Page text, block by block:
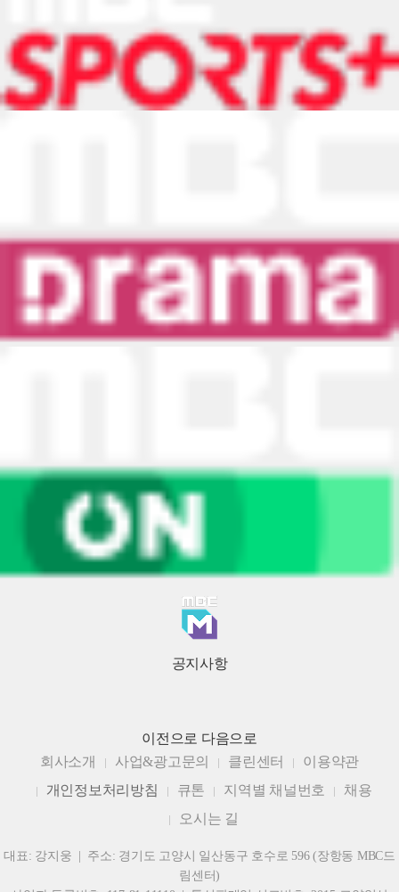
공지사항
이전으로 다음으로
회사소개
사업&광고문의 클린센터
이용약관
개인정보처리방침
큐톤 지역별 채널번호
채용
오시는 길
대표: 강지웅 | 주소: 경기도 고양시 일산동구 호수로 596 (장항동 MBC드
림센터)